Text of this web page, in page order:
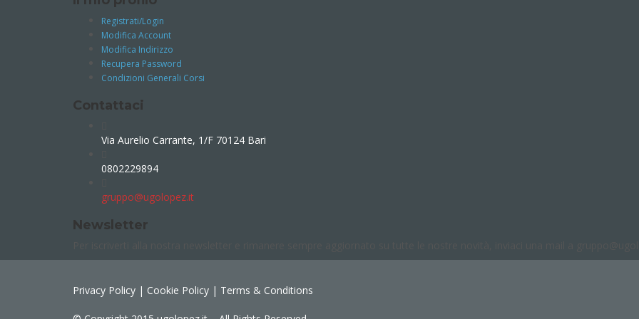
Registrati/Login
Modifica Account
Modifica Indirizzo
Recupera Password
Condizioni Generali Corsi
Contattaci
Via Aurelio Carrante, 1/F 70124 Bari
0802229894
gruppo@ugolopez.it
Newsletter
Privacy Policy | Cookie Policy | Terms & Conditions